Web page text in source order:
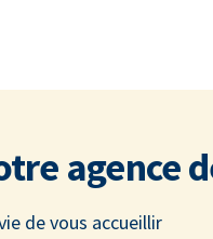
agence
de vous accueillir